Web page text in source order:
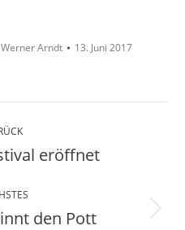
Werner Arndt 13. Juni 2017
Vorherigereröffnet
Nächsterden Pott